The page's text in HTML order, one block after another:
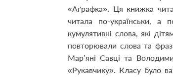
«Аґрафка». Ця книжка
читала по-українськи, а
кумулятивні слова, які
повторювали слова та
Мар’яні Савці та
«Рукавчику». Класу було